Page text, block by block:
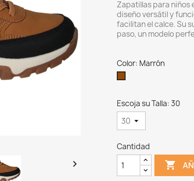

Zapatillas para niños
diseño versátil y
facilitan el calce. Su
paso, un modelo
Color: Marrón
Escoja su Talla: 30
Cantidad
